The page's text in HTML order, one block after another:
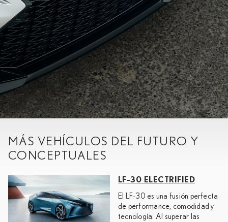
MÁS VEHÍCULOS DEL FUTURO Y
CONCEPTUALES
LF-30 ELECTRIFIED
El LF-30 es una fusión perfecta
de performance, comodidad y
tecnología. Al superar las